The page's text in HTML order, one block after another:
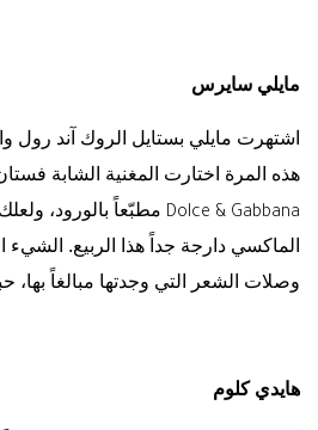
مايلي سايرس
اشتهرت مايلي بستايل الروك آند رول
هذه المرة اختارت المغنية الشابة
Dolce & Gabbana مطبّعاً بالورود،
الماكسي دارجة جداً هذا الربيع. الشيء
وصلات الشعر التي وجدتها مبالغاً بها،
هايدي كلوم